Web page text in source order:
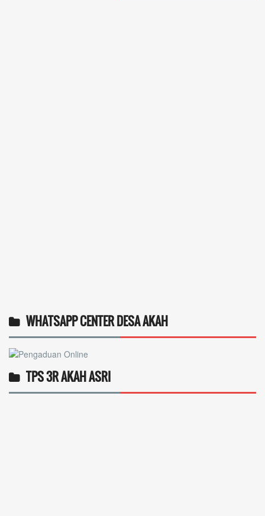
WHATSAPP CENTER DESA AKAH
TPS 3R AKAH ASRI